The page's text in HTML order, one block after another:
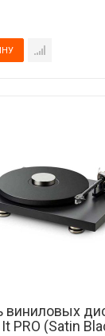
виниловых
PRO (Satin